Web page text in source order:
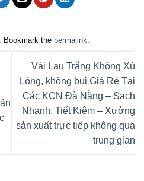
. Bookmark the permalink
Vải Lau Trắng Không Xù
Lông, không bụi Giá Rẻ Tại
Các KCN Đà Nẵng – Sạch
Nhanh, Tiết Kiệm – Xưởng
sản xuất trực tiếp không qua
trung gian